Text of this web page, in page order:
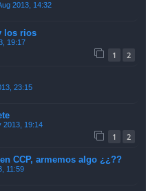
2013, 14:32
los rios
19:17
1 2
23:15
2013, 19:14
1 2
CCP, armemos algo ¿¿??
11:59